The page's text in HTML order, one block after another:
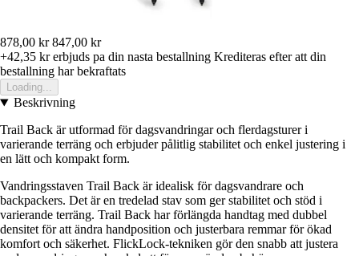
878,00 kr 847,00 kr
+42,35 krerbjuds pa din nasta bestallning Krediteras efter att din
bestallning har bekraftats
Loading...
Beskrivning
Trail Back är utformad för dagsvandringar och flerdagsturer i
varierande terräng och erbjuder pålitlig stabilitet och enkel justering i
en lätt och kompakt form.
Vandringsstaven Trail Back är idealisk för dagsvandrare och
backpackers. Det är en tredelad stav som ger stabilitet och stöd i
varierande terräng. Trail Back har förlängda handtag med dubbel
densitet för att ändra handposition och justerbara remmar för ökad
komfort och säkerhet. FlickLock-tekniken gör den snabb att justera